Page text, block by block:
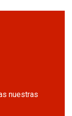
nuestras